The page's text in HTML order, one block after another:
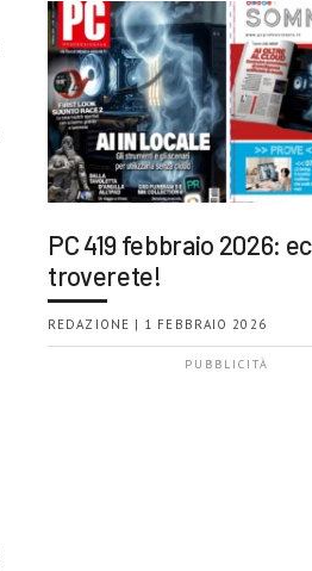
PC 419 febbraio 2026:
troverete!
REDAZIONE | 1 FEBBRAIO 2026